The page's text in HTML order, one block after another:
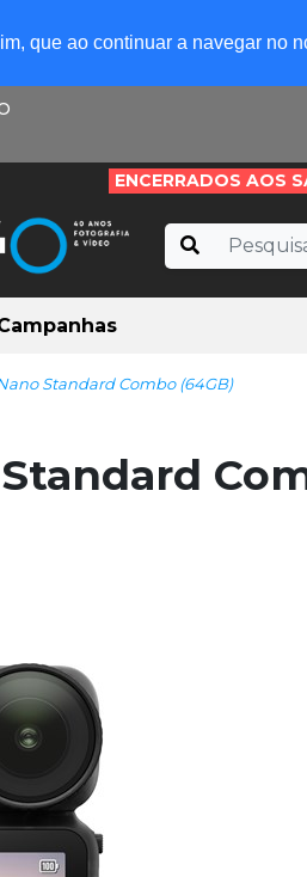
que ao continuar a navegar no
ENCERRADOS AOS
Standard Combo (64GB)